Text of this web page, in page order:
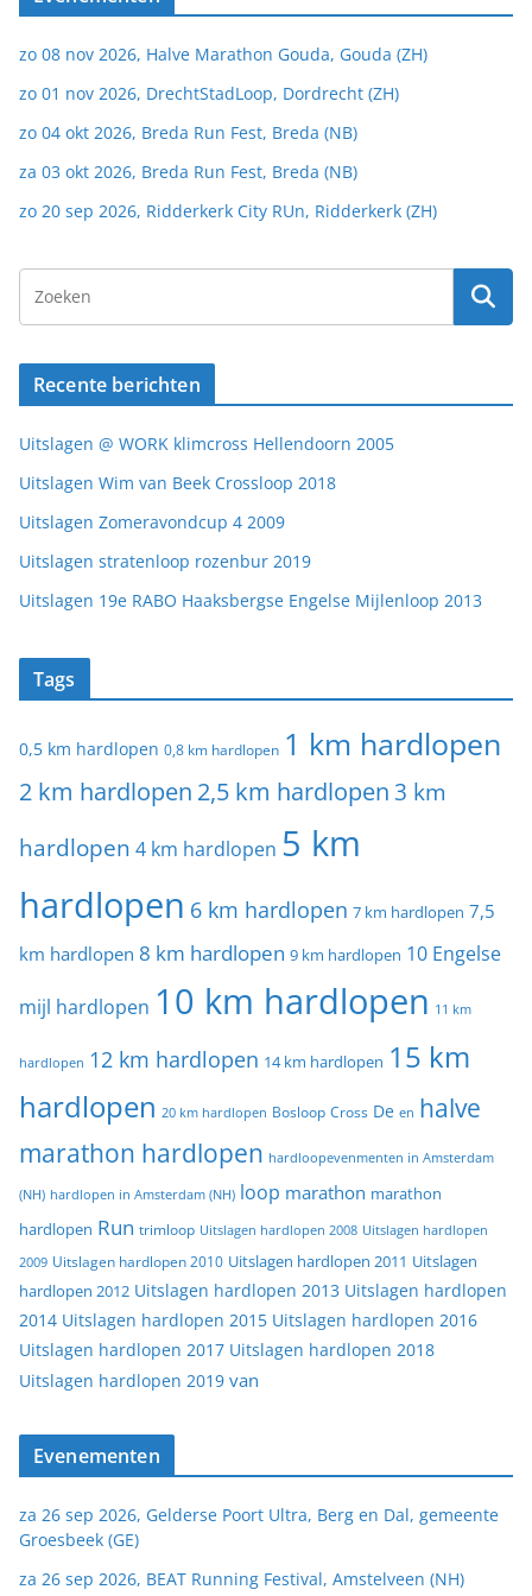
zo 08 nov 2026, Halve Marathon Gouda, Gouda (ZH)
zo 01 nov 2026, DrechtStadLoop, Dordrecht (ZH)
zo 04 okt 2026, Breda Run Fest, Breda (NB)
za 03 okt 2026, Breda Run Fest, Breda (NB)
zo 20 sep 2026, Ridderkerk City RUn, Ridderkerk (ZH)
Recente berichten
Uitslagen @ WORK klimcross Hellendoorn 2005
Uitslagen Wim van Beek Crossloop 2018
Uitslagen Zomeravondcup 4 2009
Uitslagen stratenloop rozenbur 2019
Uitslagen 19e RABO Haaksbergse Engelse Mijlenloop 2013
Tags
0,5 km hardlopen 0,8 km hardlopen 1 km hardlopen
2 km hardlopen 2,5 km hardlopen 3 km
hardlopen 4 km hardlopen 5 km
hardlopen 6 km hardlopen 7 km hardlopen 7,5
km hardlopen 8 km hardlopen 9 km hardlopen 10 Engelse
mijl hardlopen 10 km hardlopen 11 km
hardlopen 12 km hardlopen 14 km hardlopen 15 km
hardlopen 20 km hardlopen Bosloop Cross De en halve
marathon hardlopen hardloopevenmenten in Amsterdam
(NH) hardlopen in Amsterdam (NH) loop marathon marathon
hardlopen Run trimloop Uitslagen hardlopen 2008 Uitslagen hardlopen
2009 Uitslagen hardlopen 2010 Uitslagen hardlopen 2011 Uitslagen
hardlopen 2012 Uitslagen hardlopen 2013 Uitslagen hardlopen
2014 Uitslagen hardlopen 2015 Uitslagen hardlopen 2016
Uitslagen hardlopen 2017 Uitslagen hardlopen 2018
Uitslagen hardlopen 2019 van
Evenementen
za 26 sep 2026, Gelderse Poort Ultra, Berg en Dal, gemeente
Groesbeek (GE)
za 26 sep 2026, BEAT Running Festival, Amstelveen (NH)